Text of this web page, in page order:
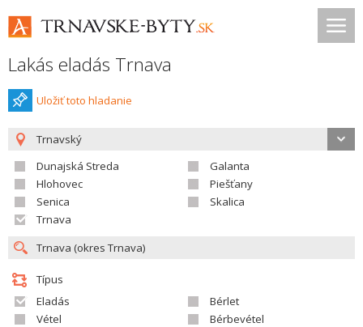
Lakás eladás Trnava
Uložiť toto hladanie
Trnavský
Dunajská Streda
Galanta
Hlohovec
Piešťany
Senica
Skalica
Trnava
Típus
Eladás
Bérlet
Vétel
Bérbevétel